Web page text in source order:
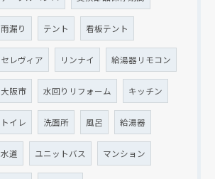
雨漏り テント 看板テント
セレヴィア リンナイ 給湯器リモコン
大阪市 水回りリフォーム キッチン
トイレ 洗面所 風呂 給湯器
水道 ユニットバス マンション